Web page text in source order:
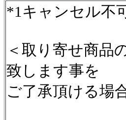
*1キャンセル不
＜取り寄せ商品
致します事を
ご了承頂ける場